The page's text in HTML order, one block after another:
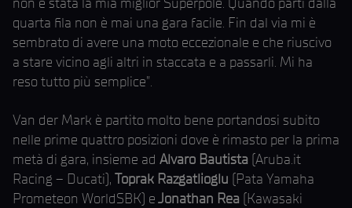
quarta fila non è mai una gara facile. Fin dal via mi è
sembrato di avere una moto eccezionale e che riuscivo
a stare vicino agli altri in staccata e a passarli. Mi ha
reso tutto più semplice”.
Van der Mark è partito molto bene portandosi subito
nelle prime quattro posizioni dove è rimasto per la prima
metà di gara, insieme ad Alvaro Bautista (Aruba.it
Racing – Ducati), Toprak Razgatlioglu (Pata Yamaha
Prometeon WorldSBK) eJonathan Rea (Kawasaki